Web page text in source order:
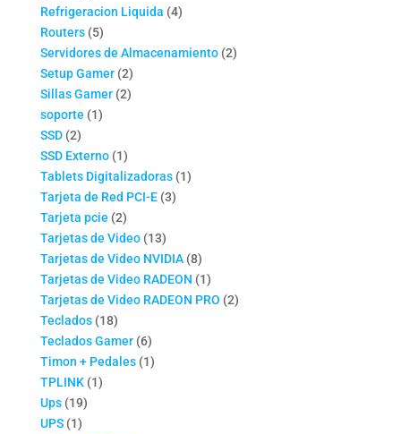
productos
Refrigeracion Liquida 44
Routers 55
productos
Servidores de Almacenamiento 22
Setup Gamer 22
productos
Sillas Gamer 22
soporte 11
SSD 22
productos
SSD Externo 11
producto
Tablets Digitalizadoras 11
Tarjeta de Red PCI-E 33
Tarjeta pcie 22
productos
Tarjetas de Video 1313
productos
Tarjetas de Video NVIDIA 88
productos
Tarjetas de Video RADEON 11
producto
Tarjetas de Video RADEON PRO 22
Teclados 1818
productos
Teclados Gamer 66
productos
Timon + Pedales 11
TPLINK 11
Ups 1919
UPS 11